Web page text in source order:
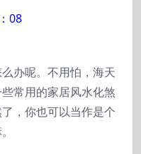
08
办呢。不用怕，海天
常用的家居风水化煞
，你也可以当作是个